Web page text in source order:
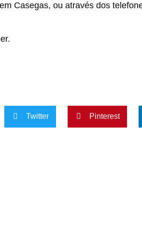
Casegas, ou através dos
Twitter Pinterest